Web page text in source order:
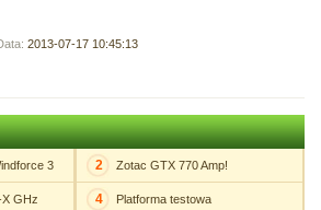
2013-07-17 10:45:13
3
X GHz
2 Zotac GTX 770 Amp!
4 Platforma testowa